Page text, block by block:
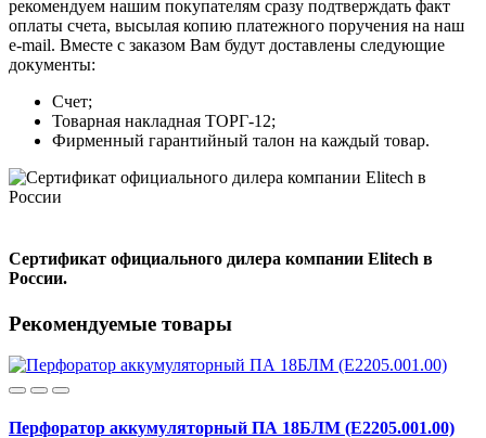
рекомендуем нашим покупателям сразу подтверждать факт
оплаты счета, высылая копию платежного поручения на наш
e-mail. Вместе с заказом Вам будут доставлены следующие
документы:
Счет;
Товарная накладная ТОРГ-12;
Фирменный гарантийный талон на каждый товар.
Сертификат официального дилера компании Elitech в
России.
Рекомендуемые товары
Перфоратор аккумуляторный ПА 18БЛМ (Е2205.001.00)